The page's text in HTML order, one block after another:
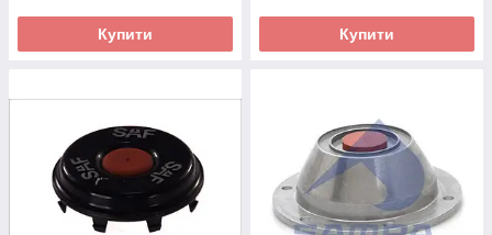
Купити Купити